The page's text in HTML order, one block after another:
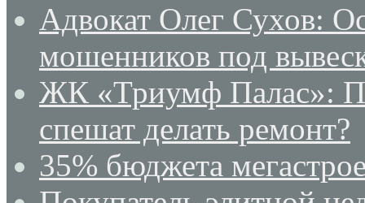
Адвокат Олег Сухов:
мошенников под
ЖК «Триумф Палас»:
спешат делать ремонт?
35% бюджета